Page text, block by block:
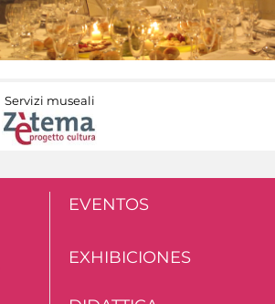
Servizi museali
EVENTOS
EXHIBICIONES